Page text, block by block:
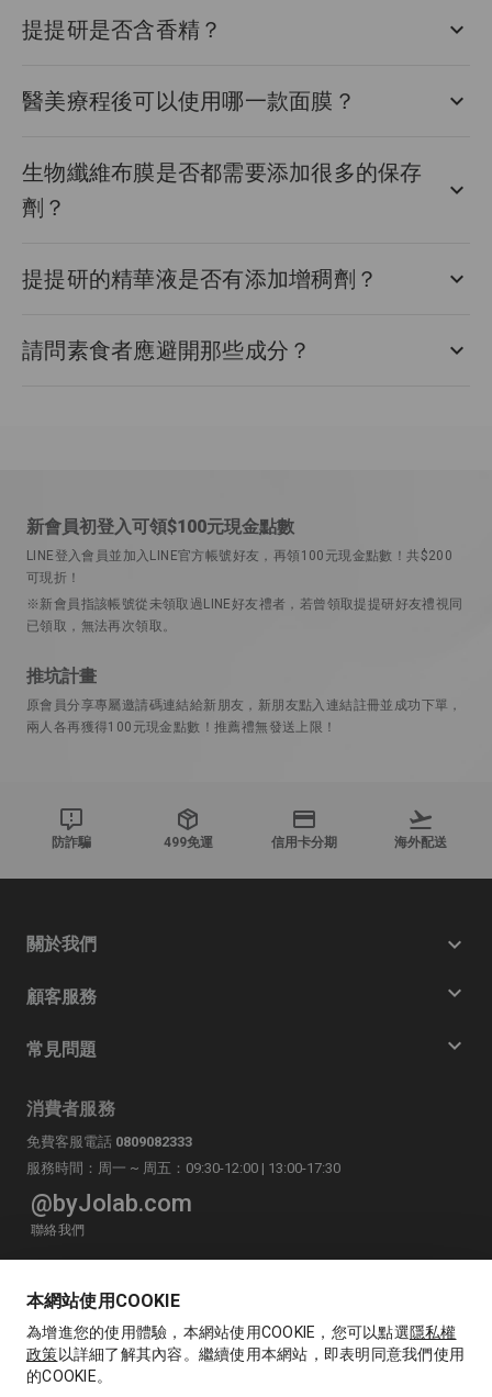
提提研是否含香精？
醫美療程後可以使用哪一款面膜？
生物纖維布膜是否都需要添加很多的保存
劑？
提提研的精華液是否有添加增稠劑？
請問素食者應避開那些成分？
新會員初登入可領$100元現金點數
LINE登入會員並加入LINE官方帳號好友，再領100元現金點數！共$200
可現折！
※新會員指該帳號從未領取過LINE好友禮者，若曾領取提提研好友禮視同
已領取，無法再次領取。
推坑計畫
原會員分享專屬邀請碼連結給新朋友，新朋友點入連結註冊並成功下單，
兩人各再獲得100元現金點數！推薦禮無發送上限！
防詐騙 499免運 信用卡分期 海外配送
關於我們
顧客服務
常見問題
消費者服務
免費客服電話 0809082333
服務時間：周一 ~ 周五：09:30-12:00 | 13:00-17:30
@byJolab.com
聯絡我們
LINE
byJolab官方帳號
本網站使用COOKIE
為增進您的使用體驗，本網站使用COOKIE，您可以點選隱私權
政策以詳細了解其內容。繼續使用本網站，即表明同意我們使用
的COOKIE。